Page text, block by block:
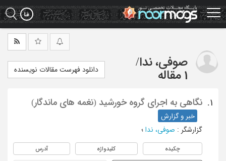
Skip
to
main
صوفی، ندا/
1 مقاله
دانلود فهرست مقالات نویسنده
1. نگاهی به اجرای گروه خورشید (نغمه های ماندگار)
خبر و گزارش
گزارشگر : صوفی، ندا ؛
چکیده کلیدواژه آدرس